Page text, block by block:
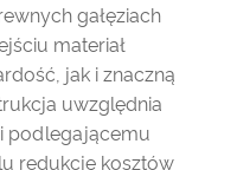
gałęziach
materiał
jak i znaczną
uwzględnia
podlegającemu
redukcję kosztów